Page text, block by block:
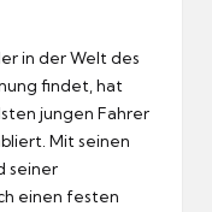
in der Welt des
findet, hat
jungen Fahrer
Mit seinen
seiner
einen festen